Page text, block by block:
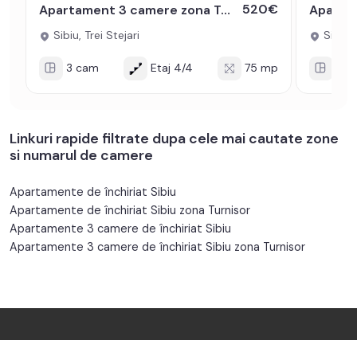
Apartament 3 camere zona Trei Stejari Strada Balea balcon 3 mp 520€
Sibiu, Trei Stejari
3 cam Etaj 4/4 75 mp
Sibiu,
Linkuri rapide filtrate dupa cele mai cautate zone
si numarul de camere
Apartamente de închiriat Sibiu
Apartamente de închiriat Sibiu zona Turnisor
Apartamente 3 camere de închiriat Sibiu
Apartamente 3 camere de închiriat Sibiu zona Turnisor